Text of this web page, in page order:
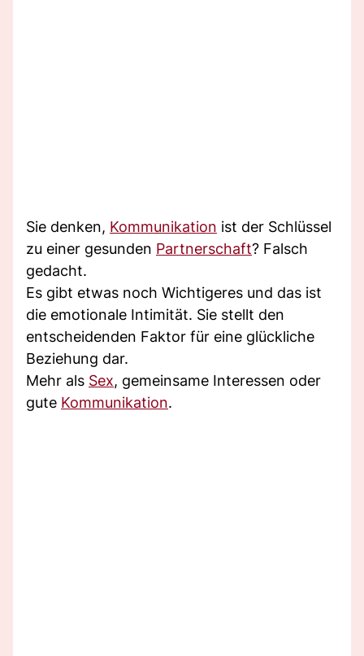
Sie denken, Kommunikation ist der Schlüssel
zu einer gesunden Partnerschaft? Falsch
gedacht.
Es gibt etwas noch Wichtigeres und das ist
die emotionale Intimität. Sie stellt den
entscheidenden Faktor für eine glückliche
Beziehung dar.
Mehr als Sex, gemeinsame Interessen oder
gute Kommunikation.